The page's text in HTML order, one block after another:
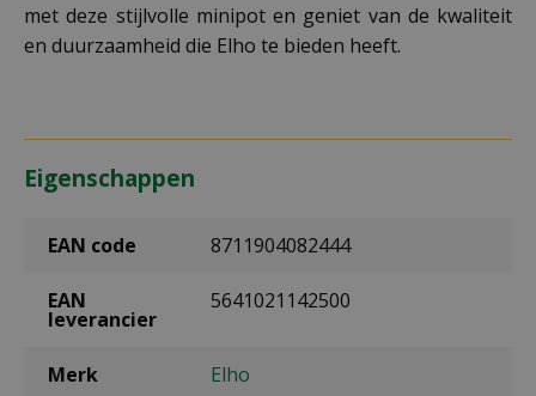
met deze stijlvolle minipot en geniet van de kwaliteit
en duurzaamheid die Elho te bieden heeft.
Eigenschappen
EAN code 8711904082444
EAN
leverancier
5641021142500
Merk Elho